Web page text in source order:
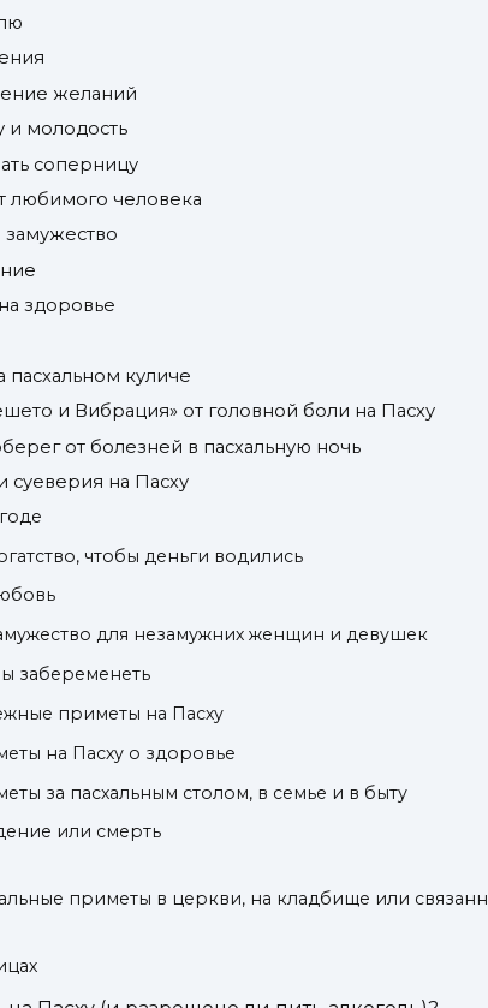
желаний
и молодость
соперницу
любимого человека
здоровье
пасхальном куличе
и Вибрация» от головной боли на Пасху
от болезней в пасхальную ночь
на Пасху
чтобы деньги водились
для незамужних женщин и девушек
забеременеть
приметы на Пасху
на Пасху о здоровье
за пасхальным столом, в семье и в быту
или смерть
приметы в церкви, на кладбище или